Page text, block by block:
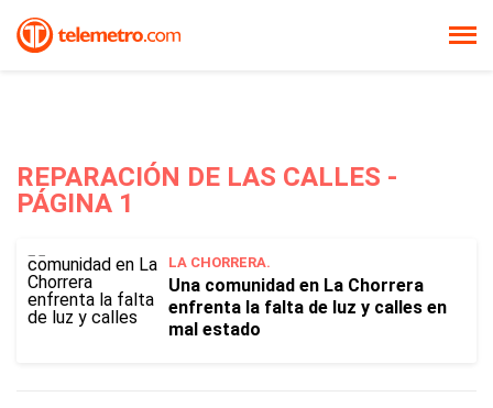
REPARACIÓN DE LAS CALLES -
PÁGINA 1
LA CHORRERA.
Una comunidad en La Chorrera
enfrenta la falta de luz y calles en
mal estado